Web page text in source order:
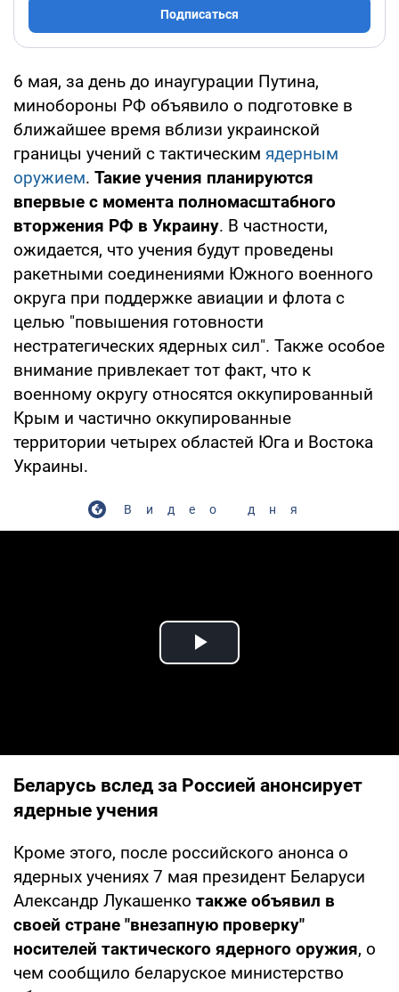
Подписаться
6 мая, за день до инаугурации Путина,
минобороны РФ объявило о подготовке в
ближайшее время вблизи украинской
границы учений с тактическим ядерным
оружием. Такие учения планируются
впервые с момента полномасштабного
вторжения РФ в Украину. В частности,
ожидается, что учения будут проведены
ракетными соединениями Южного военного
округа при поддержке авиации и флота с
целью "повышения готовности
нестратегических ядерных сил". Также особое
внимание привлекает тот факт, что к
военному округу относятся оккупированный
Крым и частично оккупированные
территории четырех областей Юга и Востока
Украины.
Видео дня
Play Video
Беларусь вслед за Россией анонсирует
ядерные учения
Кроме этого, после российского анонса о
ядерных учениях 7 мая президент Беларуси
Александр Лукашенко также объявил в
своей стране "внезапную проверку"
носителей тактического ядерного оружия, о
чем сообщило беларуское министерство